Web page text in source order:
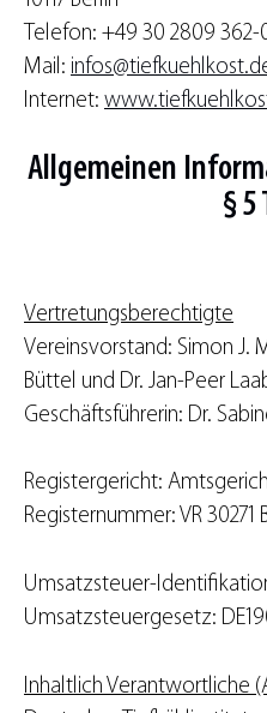
Telefon: +49 30 2809 362-
Mail:
Internet:
Allgemeinen
§ 5
Vertretungsberechtigte
Vereinsvorstand: Simon J.
Büttel und Dr. Jan-Peer
Geschäftsführerin: Dr.
Registergericht:
Registernummer: VR 30271
Umsatzsteuer-
Umsatzsteuergesetz:
Inhaltlich Verantwortliche